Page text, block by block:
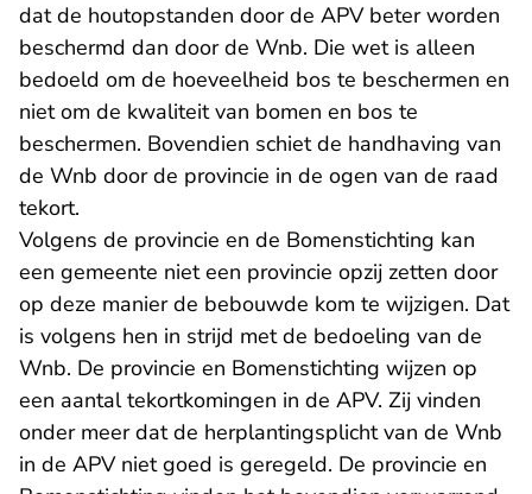
dat de houtopstanden door de APV beter worden
beschermd dan door de Wnb. Die wet is alleen
bedoeld om de hoeveelheid bos te beschermen en
niet om de kwaliteit van bomen en bos te
beschermen. Bovendien schiet de handhaving van
de Wnb door de provincie in de ogen van de raad
tekort.
Volgens de provincie en de Bomenstichting kan
een gemeente niet een provincie opzij zetten door
op deze manier de bebouwde kom te wijzigen. Dat
is volgens hen in strijd met de bedoeling van de
Wnb. De provincie en Bomenstichting wijzen op
een aantal tekortkomingen in de APV. Zij vinden
onder meer dat de herplantingsplicht van de Wnb
in de APV niet goed is geregeld. De provincie en